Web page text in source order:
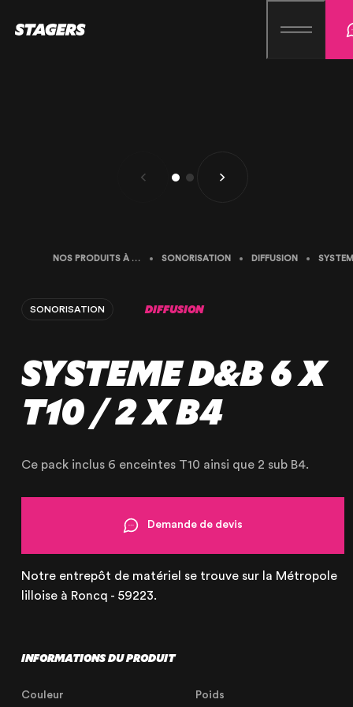
OUR AGENCY
OUR EXPERTISE
OUR ACCOMPANIMENT
OUR REALISATIONS
RENTAL PRODUCTS
PRODUCTS FOR SALE
NOS PRODUITS À LA LOCATION SONORISATION DIFFUSION
SONORISATION DIFFUSION
SYSTEME D&B 6 X
T10 / 2 X B4
Ce pack inclus 6 enceintes T10 ainsi que 2 sub B4.
Demande de devis
Notre entrepôt de matériel se trouve sur la Métropole
lilloise à Roncq - 59223.
INFORMATIONS DU PRODUIT
Couleur Poids